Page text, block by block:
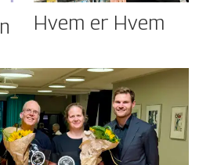
Hvem er Hvem